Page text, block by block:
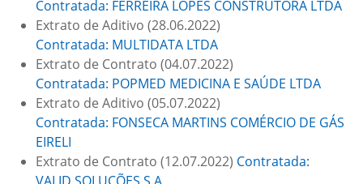
Contratada: FERREIRA LOPES CONSTRUTORA LTDA
Extrato de Aditivo (28.06.2022)
Contratada: MULTIDATA LTDA
Extrato de Contrato (04.07.2022)
Contratada: POPMED MEDICINA E SAÚDE LTDA
Extrato de Aditivo (05.07.2022)
Contratada: FONSECA MARTINS COMÉRCIO DE GÁS
EIRELI
Extrato de Contrato (12.07.2022) Contratada: